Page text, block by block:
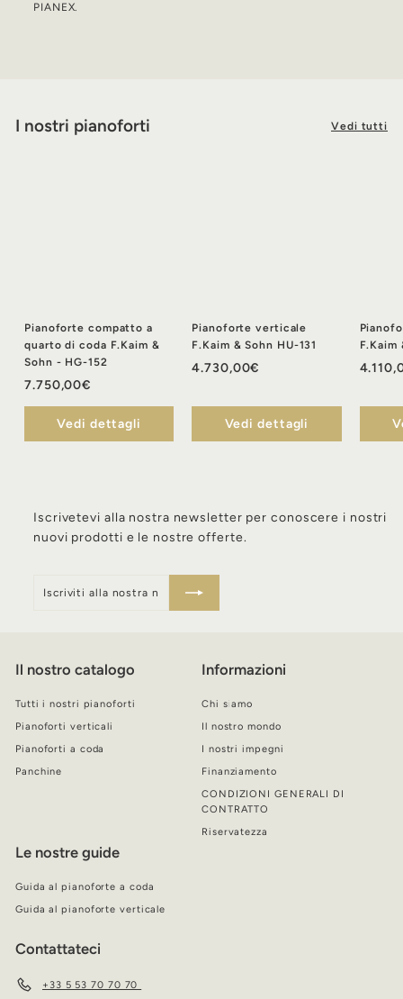
PIANEX.
I nostri pianoforti Vedi tutti
Pianoforte compatto a
quarto di coda F.Kaim &
Sohn - HG-152
7.750,00€
.
7
5
0
€
Vedi dettagli
Pianoforte verticale
F.Kaim & Sohn HU-131
4.730,00€
7
3
0
€
Vedi dettagli
F.Kaim
Iscrivetevi alla nostra newsletter per conoscere i nostri
nuovi prodotti e le nostre offerte.
alla
Il nostro catalogo
Tutti i nostri pianoforti
Pianoforti verticali
Pianoforti a coda
Panchine
Informazioni
Chi siamo
Il nostro mondo
I nostri impegni
Finanziamento
CONDIZIONI GENERALI DI
CONTRATTO
Riservatezza
Le nostre guide
Guida al pianoforte a coda
Guida al pianoforte verticale
Contattateci
+33 5 53 70 70 70